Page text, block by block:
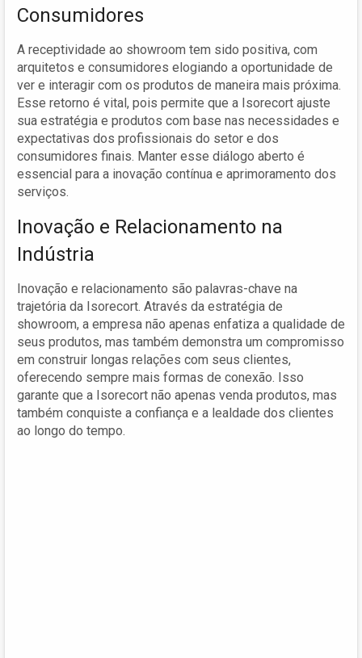
Consumidores
A receptividade ao showroom tem sido positiva, com
arquitetos e consumidores elogiando a oportunidade de
ver e interagir com os produtos de maneira mais próxima.
Esse retorno é vital, pois permite que a Isorecort ajuste
sua estratégia e produtos com base nas necessidades e
expectativas dos profissionais do setor e dos
consumidores finais. Manter esse diálogo aberto é
essencial para a inovação contínua e aprimoramento dos
serviços.
Inovação e Relacionamento na
Indústria
Inovação e relacionamento são palavras-chave na
trajetória da Isorecort. Através da estratégia de
showroom, a empresa não apenas enfatiza a qualidade de
seus produtos, mas também demonstra um compromisso
em construir longas relações com seus clientes,
oferecendo sempre mais formas de conexão. Isso
garante que a Isorecort não apenas venda produtos, mas
também conquiste a confiança e a lealdade dos clientes
ao longo do tempo.